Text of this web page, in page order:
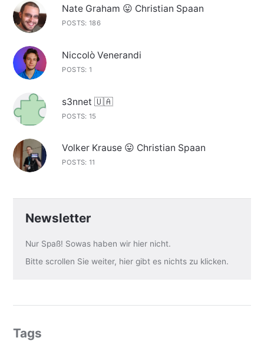
Nate Graham 😛 Christian Spaan
POSTS: 186
Niccolò Venerandi
POSTS: 1
s3nnet 🇺🇦
POSTS: 15
Volker Krause 😛 Christian Spaan
POSTS: 11
Newsletter
Nur Spaß! Sowas haben wir hier nicht.
Bitte scrollen Sie weiter, hier gibt es nichts zu klicken.
Tags